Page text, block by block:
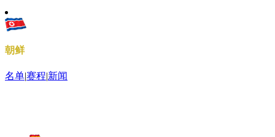
朝鲜
名单|赛程|新闻